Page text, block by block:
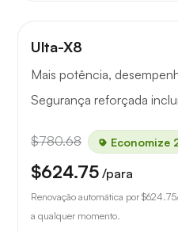
Ulta-X8
Mais potência,
Segurança reforçada
$780.68 Economize
$624.75 /para
Renovação automática por $624.75
a qualquer momento.